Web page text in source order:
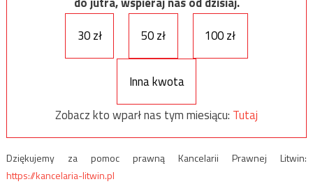
30 zł
50 zł 100 zł
Inna kwota
Zobacz kto wparł nas tym miesiącu: Tutaj
Dziękujemy za pomoc prawną Kancelarii Prawnej Litwin:
https://kancelaria-litwin.pl